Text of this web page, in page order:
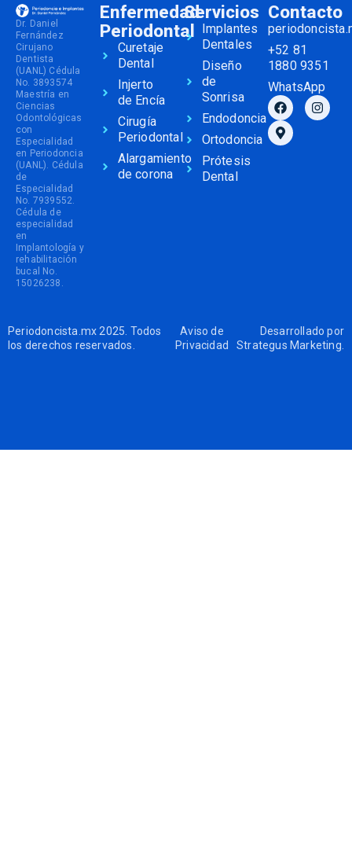
Dr. Daniel
Fernández
Cirujano
Dentista
(UANL) Cédula
No. 3893574
Maestría en
Ciencias
Odontológicas
con
Especialidad
en Periodoncia
(UANL). Cédula
de
Especialidad
No. 7939552.
Cédula de
especialidad
en
Implantología y
rehabilitación
bucal No.
15026238.
Enfermedad
Periodontal
Curetaje
Dental
Injerto
de Encía
Cirugía
Periodontal
Alargamiento
de corona
Servicios
Implantes
Dentales
Diseño
de
Sonrisa
Endodoncia
Ortodoncia
Prótesis
Dental
Contacto
+52 81
1880 9351
WhatsApp
Periodoncista.mx 2025. Todos
los derechos reservados.
Aviso de
Privacidad
Desarrollado por
Strategus Marketing